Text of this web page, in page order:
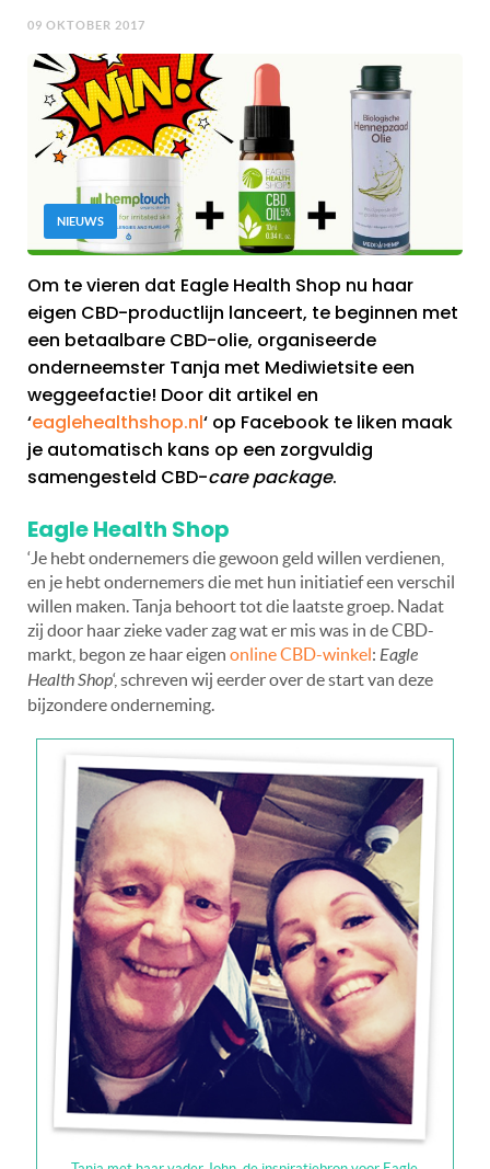
09 OKTOBER 2017
NIEUWS
Om te vieren dat Eagle Health Shop nu haar
eigen CBD-productlijn lanceert, te beginnen met
een betaalbare CBD-olie, organiseerde
onderneemster Tanja met Mediwietsite een
weggeefactie! Door dit artikel en
‘eaglehealthshop.nl‘ op Facebook te liken maak
je automatisch kans op een zorgvuldig
samengesteld CBD-care package.
Eagle Health Shop
‘Je hebt ondernemers die gewoon geld willen verdienen,
en je hebt ondernemers die met hun initiatief een verschil
willen maken. Tanja behoort tot die laatste groep. Nadat
zij door haar zieke vader zag wat er mis was in de CBD-
markt, begon ze haar eigen online CBD-winkel: Eagle
Health Shop‘, schreven wij eerder over de start van deze
bijzondere onderneming.